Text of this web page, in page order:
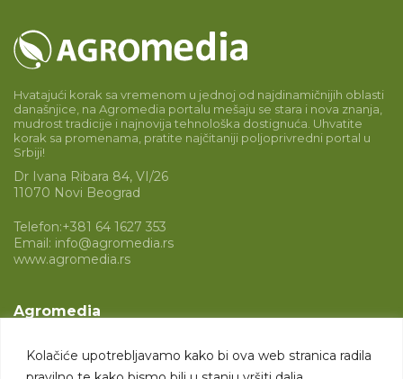
Kolačiće upotrebljavamo kako bi ova web stranica radila
Hvatajući korak sa vremenom u jednoj od najdinamičnijih oblasti
današnjice, na Agromedia portalu mešaju se stara i nova znanja,
mudrost tradicije i najnovija tehnološka dostignuća. Uhvatite
korak sa promenama, pratite najčitaniji poljoprivredni portal u
Srbiji!
Dr Ivana Ribara 84, VI/26
11070 Novi Beograd
Telefon:+381 64 1627 353
Email: info@agromedia.rs
www.agromedia.rs
Agromedia
Svet poljoprivrede